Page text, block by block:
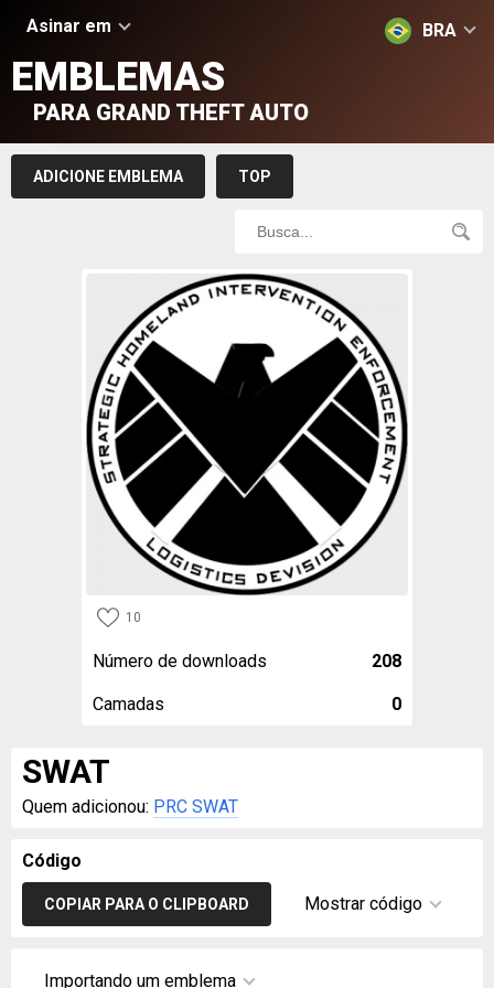
Asinar em BRA
EMBLEMAS
PARA GRAND THEFT AUTO
ADICIONE EMBLEMA TOP
10
Número de downloads 208
Camadas 0
SWAT
Quem adicionou: PRC SWAT
Código
COPIAR PARA O CLIPBOARD Mostrar código
Importando um emblema